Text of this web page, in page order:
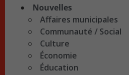
Nouvelles
Affaires municipales
Communauté / Social
Culture
Économie
Éducation